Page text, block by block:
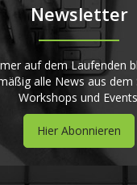
Newsletter
auf dem Laufenden
alle News aus dem
Workshops und
Hier Abonnieren